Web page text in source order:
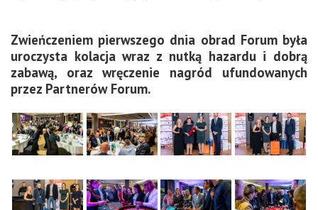
Zwieńczeniem pierwszego dnia obrad Forum była
uroczysta kolacja wraz z nutką hazardu i dobrą
zabawą, oraz wręczenie nagród ufundowanych
przez Partnerów Forum.